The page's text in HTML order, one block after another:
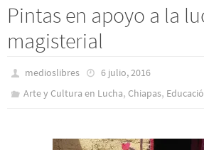
Pintas en apoyo a la
magisterial
medioslibres
6 julio, 2016
Arte y Cultura en Lucha,Chiapas,